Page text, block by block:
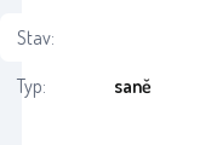
Stav:
Typ:
saně